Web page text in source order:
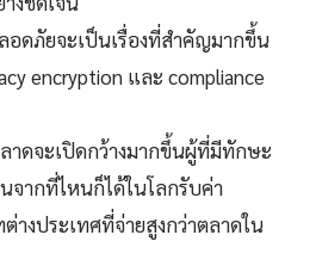
อดภัยจะเป็นเรื่องที่สำคัญมากขึ้น
encryption และ compliance
าดจะเปิดกว้างมากขึ้นผู้ที่มีทักษะ
จากที่ไหนก็ได้ในโลกรับค่า
งประเทศที่จ่ายสูงกว่าตลาดใน